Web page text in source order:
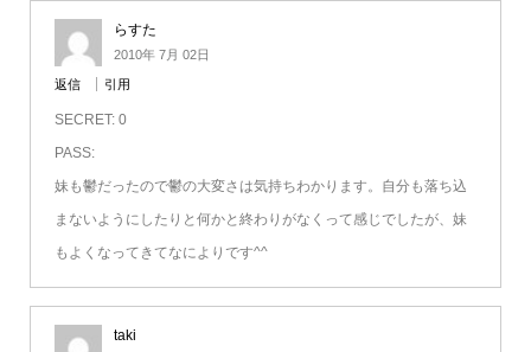
らすた
2010年 7月 02日
返信 引用
SECRET: 0
PASS:
妹も鬱だったので鬱の大変さは気持ちわかります。自分も落ち込
まないようにしたりと何かと終わりがなくって感じでしたが、妹
もよくなってきてなによりです^^
taki